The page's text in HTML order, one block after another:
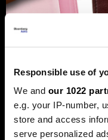
Responsible use of
We and our 1022
e.g. your IP-number,
store and access
serve personalized
kredite: Prag
Banke u Bosni i
potrošačke, odnosno
50.000 KM, tvrdeći da
plata i životnih